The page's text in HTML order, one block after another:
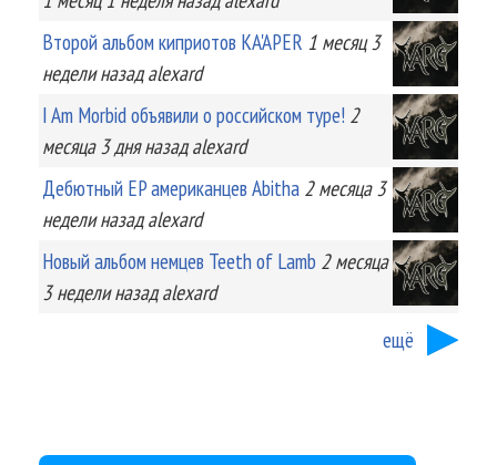
Второй альбом киприотов KA'APER 1 месяц 3
неделиназад alexard
I Am Morbid объявили о российском туре! 2
месяца 3 дняназад alexard
Дебютный EP американцев Abitha 2 месяца 3
неделиназад alexard
Новый альбом немцев Teeth of Lamb 2 месяца
3 неделиназад alexard
ещё